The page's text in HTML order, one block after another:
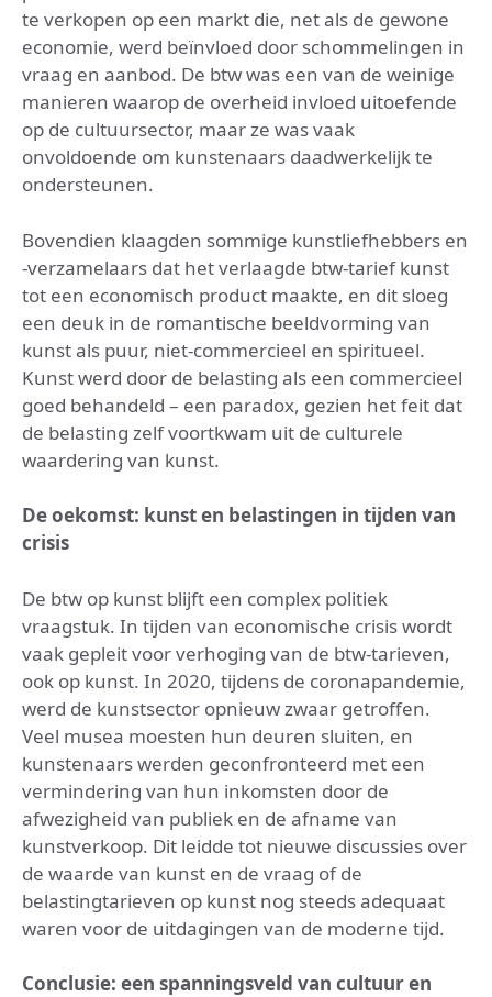
te verkopen op een markt die, net als de gewone
economie, werd beïnvloed door schommelingen in
vraag en aanbod. De btw was een van de weinige
manieren waarop de overheid invloed uitoefende
op de cultuursector, maar ze was vaak
onvoldoende om kunstenaars daadwerkelijk te
ondersteunen.
Bovendien klaagden sommige kunstliefhebbers en
-verzamelaars dat het verlaagde btw-tarief kunst
tot een economisch product maakte, en dit sloeg
een deuk in de romantische beeldvorming van
kunst als puur, niet-commercieel en spiritueel.
Kunst werd door de belasting als een commercieel
goed behandeld – een paradox, gezien het feit dat
de belasting zelf voortkwam uit de culturele
waardering van kunst.
De oekomst: kunst en belastingen in tijden van
crisis
De btw op kunst blijft een complex politiek
vraagstuk. In tijden van economische crisis wordt
vaak gepleit voor verhoging van de btw-tarieven,
ook op kunst. In 2020, tijdens de coronapandemie,
werd de kunstsector opnieuw zwaar getroffen.
Veel musea moesten hun deuren sluiten, en
kunstenaars werden geconfronteerd met een
vermindering van hun inkomsten door de
afwezigheid van publiek en de afname van
kunstverkoop. Dit leidde tot nieuwe discussies over
de waarde van kunst en de vraag of de
belastingtarieven op kunst nog steeds adequaat
waren voor de uitdagingen van de moderne tijd.
Conclusie: een spanningsveld van cultuur en